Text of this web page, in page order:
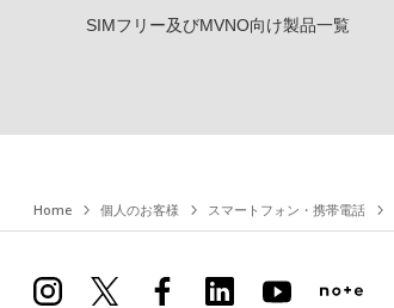
SIMフリー及びMVNO向け製品一覧
Home 個人のお客様 スマートフォン・携帯電話